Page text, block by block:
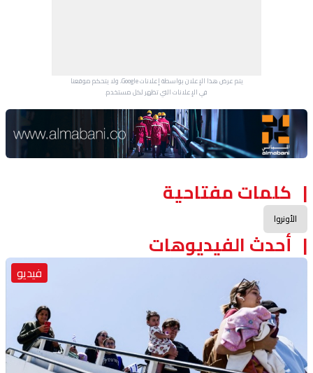
يتم عرض هذا الإعلان بواسطة إعلانات Google، ولا يتحكم موقعنا
في الإعلانات التي تظهر لكل مستخدم.
Advertisement Section
كلمات مفتاحية
الأونروا
أحدث الفيديوهات
فيديو